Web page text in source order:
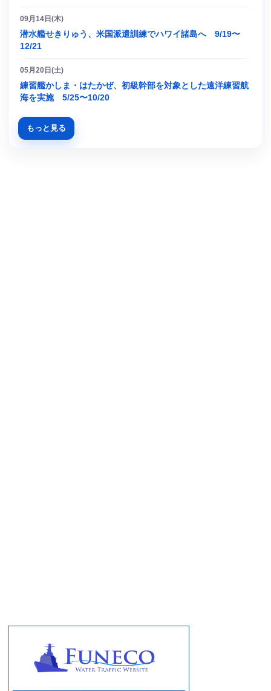
09月14日(木)
潜水艦せきりゅう、米国派遣訓練でハワイ諸島へ 9/19〜
12/21
05月20日(土)
練習艦かしま・はたかぜ、初級幹部を対象とした遠洋練習航
海を実施 5/25〜10/20
もっと見る